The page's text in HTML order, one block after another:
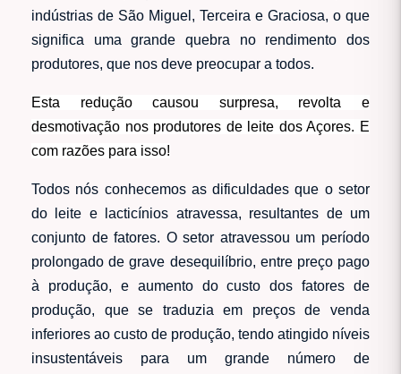
indústrias de São Miguel, Terceira e Graciosa, o que
significa uma grande quebra no rendimento dos
produtores, que nos deve preocupar a todos.
Esta redução causou surpresa, revolta e
desmotivação nos produtores de leite dos Açores. E
com razões para isso!
Todos nós conhecemos as dificuldades que o setor
do leite e lacticínios atravessa, resultantes de um
conjunto de fatores. O setor atravessou um período
prolongado de grave desequilíbrio, entre preço pago
à produção, e aumento do custo dos fatores de
produção, que se traduzia em preços de venda
inferiores ao custo de produção, tendo atingido níveis
insustentáveis para um grande número de